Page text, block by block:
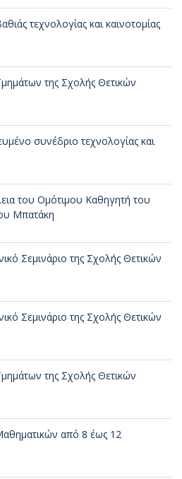
τεχνολογίας και καινοτομίας
της Σχολής Θετικών
συνέδριο τεχνολογίας και
του Ομότιμου Καθηγητή του
Μπατάκη
Σεμινάριο της Σχολής Θετικών
Σεμινάριο της Σχολής Θετικών
της Σχολής Θετικών
από 8 έως 12